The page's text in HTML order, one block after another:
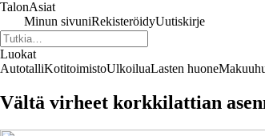
TalonAsiat
Minun sivuniRekisteröidyUutiskirje
Luokat
AutotalliKotitoimistoUlkoiluaLasten huone
Vältä virheet korkkilattian